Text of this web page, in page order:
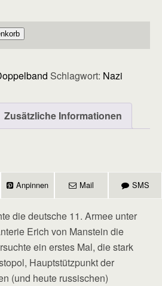
Schlagwort: Nazi
Zusätzliche Informationen
Anpinnen Mail SMS
die deutsche 11. Armee unter
Erich von Manstein die
ein erstes Mal, die stark
Hauptstützpunkt der
(und heute russischen)